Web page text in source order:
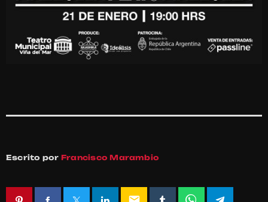
Escrito por Francisco Marambio